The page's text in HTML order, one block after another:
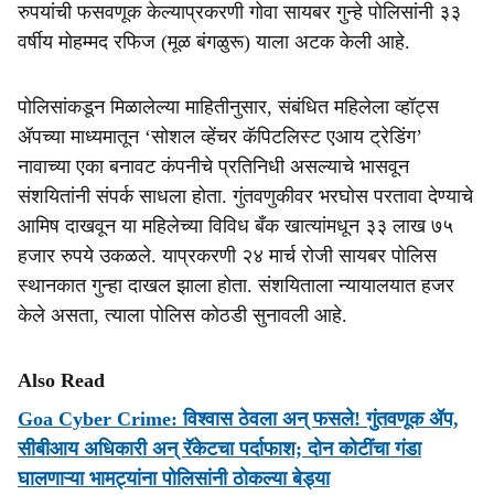
r
रुपयांची फसवणूक केल्याप्रकरणी गोवा सायबर गुन्हे पोलिसांनी ३३
वर्षीय मोहम्मद रफिज (मूळ बंगळुरू) याला अटक केली आहे.
पोलिसांकडून मिळालेल्या माहितीनुसार, संबंधित महिलेला व्हॉट्स
ॲपच्या माध्यमातून ‘सोशल व्हेंचर कॅपिटलिस्ट एआय ट्रेडिंग’
नावाच्या एका बनावट कंपनीचे प्रतिनिधी असल्याचे भासवून
संशयितांनी संपर्क साधला होता. गुंतवणुकीवर भरघोस परतावा देण्याचे
आमिष दाखवून या महिलेच्या विविध बँक खात्यांमधून ३३ लाख ७५
हजार रुपये उकळले. याप्रकरणी २४ मार्च रोजी सायबर पोलिस
स्थानकात गुन्हा दाखल झाला होता. संशयिताला न्यायालयात हजर
केले असता, त्याला पोलिस कोठडी सुनावली आहे.
Also Read
Goa Cyber Crime: विश्वास ठेवला अन्‌ फसले! गुंतवणूक ॲप,
सीबीआय अधिकारी अन् रॅकेटचा पर्दाफाश; दोन कोटींचा गंडा
घालणाऱ्या भामट्यांना पोलिसांनी ठोकल्या बेड्या